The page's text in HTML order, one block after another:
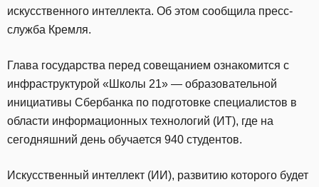
искусственного интеллекта. Об этом сообщила пресс-
служба Кремля.
Глава государства перед совещанием ознакомится с
инфраструктурой «Школы 21» — образовательной
инициативы Сбербанка по подготовке специалистов в
области информационных технологий (ИТ), где на
сегодняшний день обучается 940 студентов.
Искусственный интеллект (ИИ), развитию которого будет